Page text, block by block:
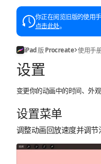
你正在阅览旧版的使用
点击此处。
iPad 版 Procreate 使用手
设置
变更你的动画中的时间、外观
设置菜单
调整动画回放速度并调节